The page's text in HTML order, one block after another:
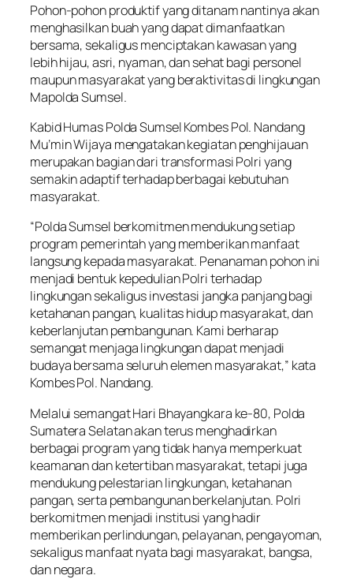
Pohon-pohon produktif yang ditanam nantinya akan
menghasilkan buah yang dapat dimanfaatkan
bersama, sekaligus menciptakan kawasan yang
lebih hijau, asri, nyaman, dan sehat bagi personel
maupun masyarakat yang beraktivitas di lingkungan
Mapolda Sumsel.
Kabid Humas Polda Sumsel Kombes Pol. Nandang
Mu’min Wijaya mengatakan kegiatan penghijauan
merupakan bagian dari transformasi Polri yang
semakin adaptif terhadap berbagai kebutuhan
masyarakat.
“Polda Sumsel berkomitmen mendukung setiap
program pemerintah yang memberikan manfaat
langsung kepada masyarakat. Penanaman pohon ini
menjadi bentuk kepedulian Polri terhadap
lingkungan sekaligus investasi jangka panjang bagi
ketahanan pangan, kualitas hidup masyarakat, dan
keberlanjutan pembangunan. Kami berharap
semangat menjaga lingkungan dapat menjadi
budaya bersama seluruh elemen masyarakat,” kata
Kombes Pol. Nandang.
Melalui semangat Hari Bhayangkara ke-80, Polda
Sumatera Selatan akan terus menghadirkan
berbagai program yang tidak hanya memperkuat
keamanan dan ketertiban masyarakat, tetapi juga
mendukung pelestarian lingkungan, ketahanan
pangan, serta pembangunan berkelanjutan. Polri
berkomitmen menjadi institusi yang hadir
memberikan perlindungan, pelayanan, pengayoman,
sekaligus manfaat nyata bagi masyarakat, bangsa,
dan negara.